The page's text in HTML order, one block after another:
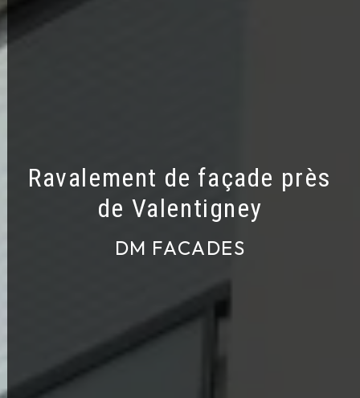
Ravalement de façade près
de Valentigney
DM FACADES